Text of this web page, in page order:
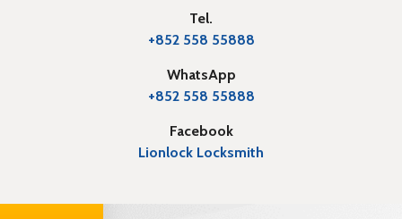
Tel.
+852 558 55888
WhatsApp
+852 558 55888
Facebook
Lionlock Locksmith